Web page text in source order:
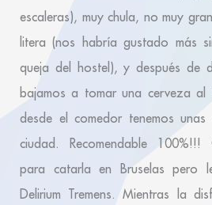
escaleras), muy chula, no muy
litera (nos habría gustado más
queja del hostel), y después de
bajamos a tomar una cerveza
desde el comedor tenemos
ciudad. Recomendable 100%!!!
para catarla en Bruselas
Delirium Tremens. Mientras la